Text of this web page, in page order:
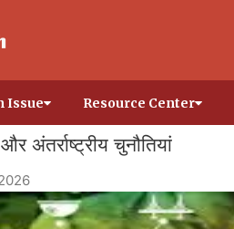
Issue Resource Center
अंतर्राष्ट्रीय चुनौतियां